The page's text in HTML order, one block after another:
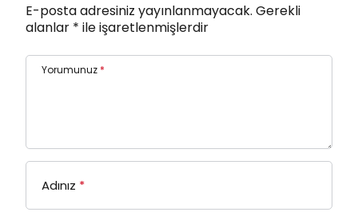
E-posta adresiniz yayınlanmayacak. Gerekli
alanlar * ile işaretlenmişlerdir
Yorumunuz *
Adınız *